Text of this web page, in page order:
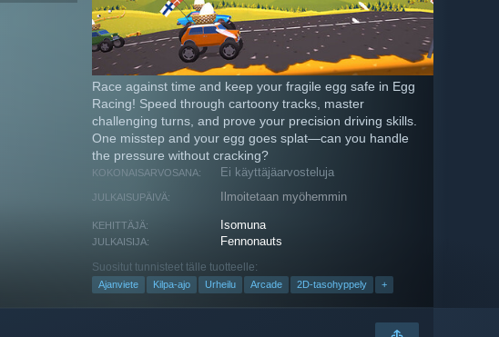
Race against time and keep your fragile egg safe in Egg
Racing! Speed through cartoony tracks, master
challenging turns, and prove your precision driving skills.
One misstep and your egg goes splat—can you handle
the pressure without cracking?
KOKONAISARVOSANA: Ei käyttäjäarvosteluja
JULKAISUPÄIVÄ: Ilmoitetaan myöhemmin
KEHITTÄJÄ: Isomuna
JULKAISIJA: Fennonauts
Suositut tunnisteet tälle tuotteelle:
Ajanviete Kilpa-ajo Urheilu Arcade 2D-tasohyppely +